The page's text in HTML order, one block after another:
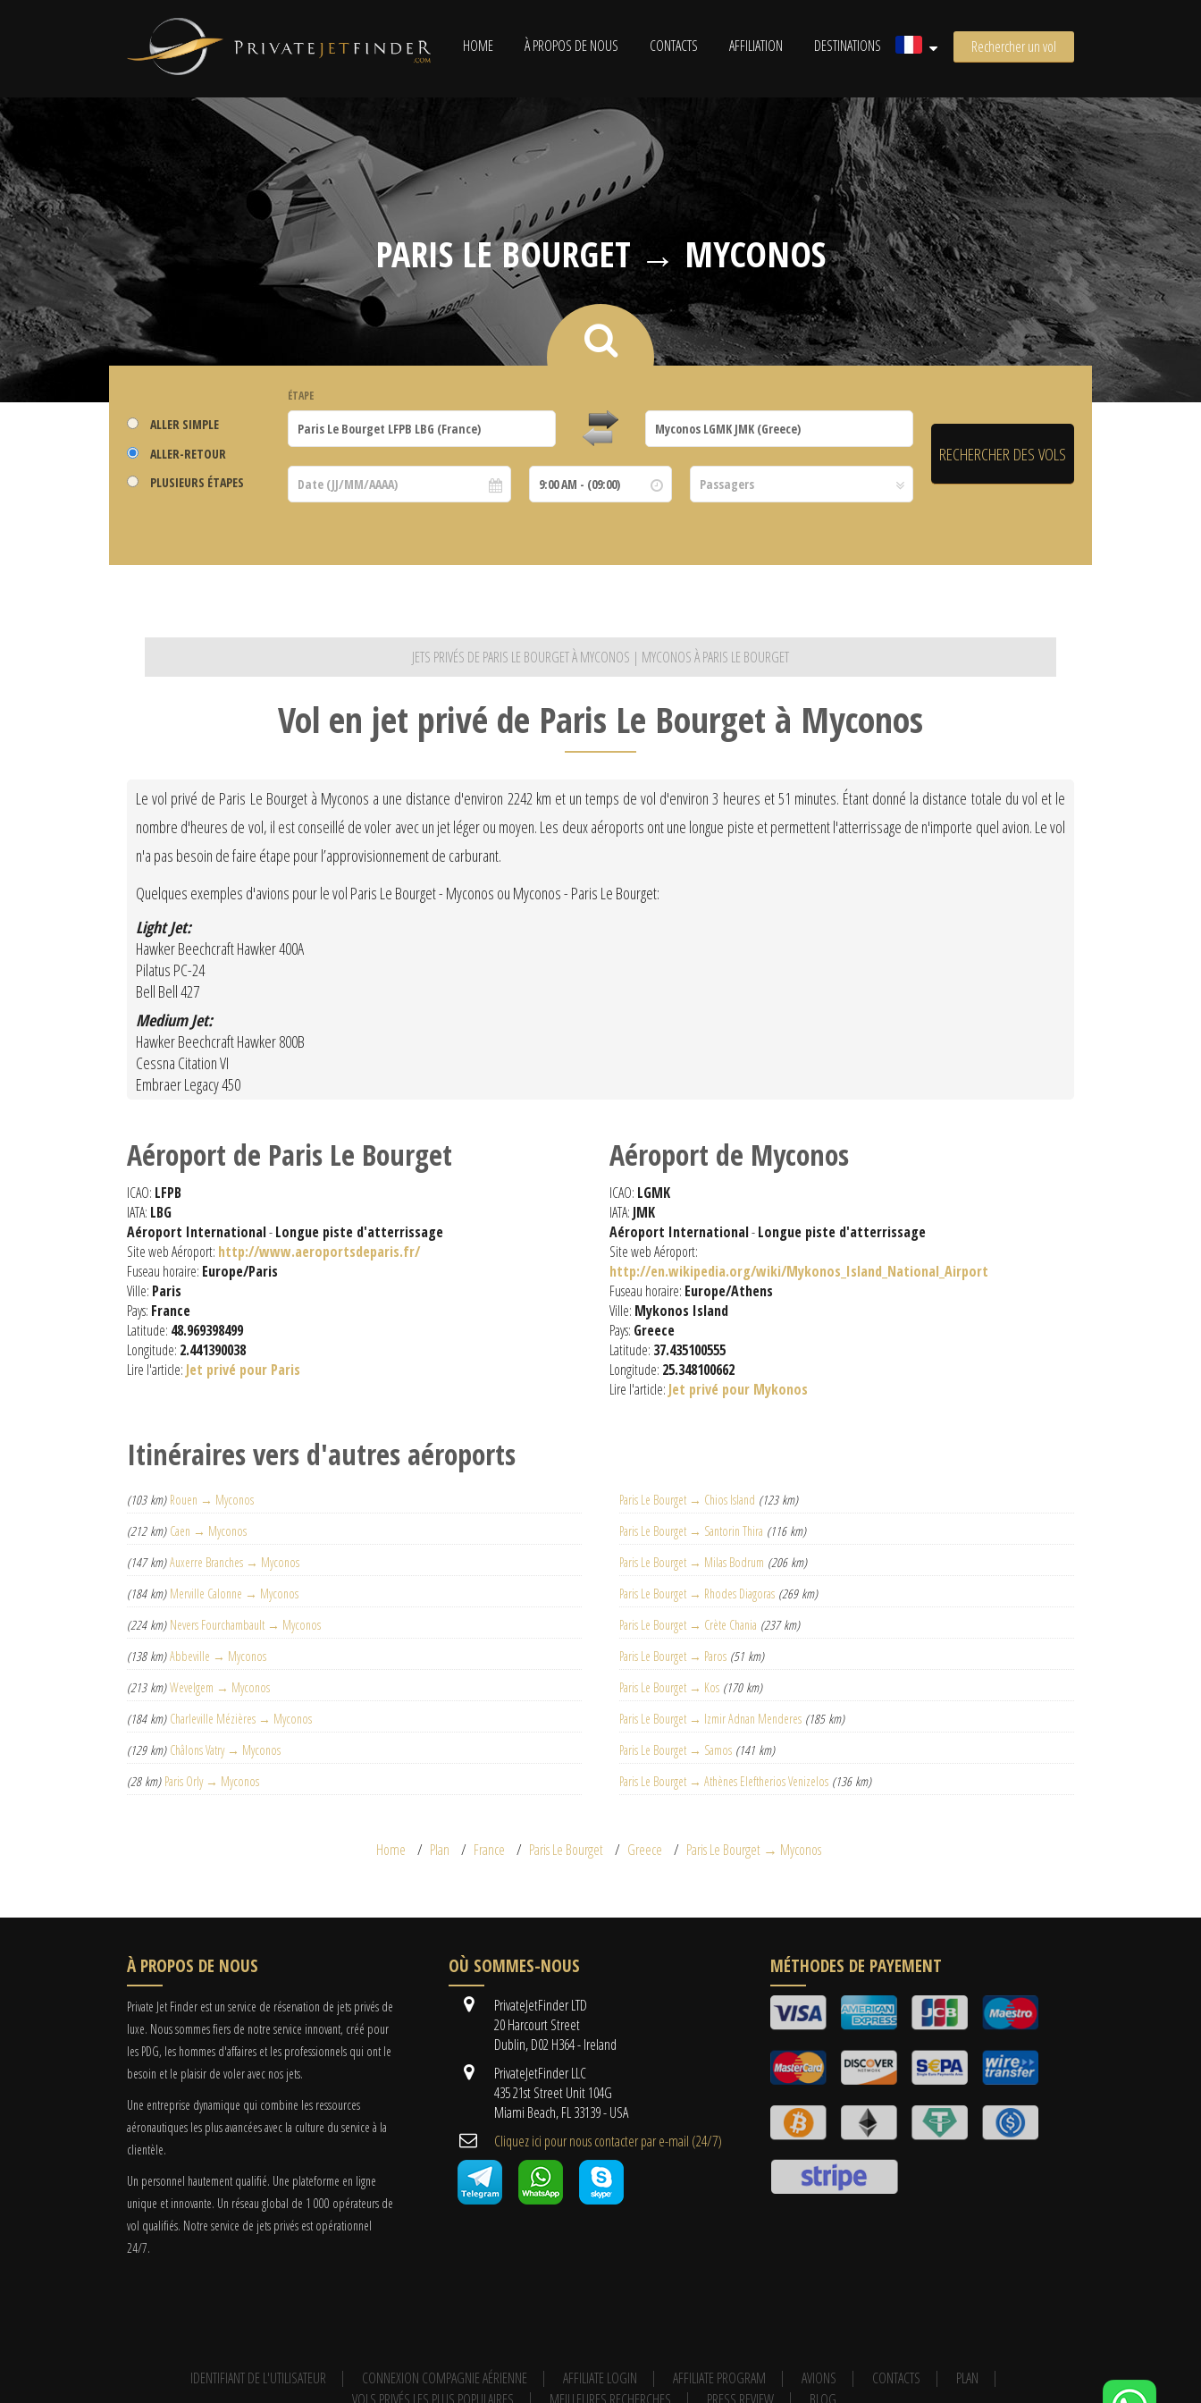
HOME À PROPOS DE NOUS CONTACTS AFFILIATION DESTINATIONS Rechercher un vol
PARIS LE BOURGET → MYCONOS
ALLER SIMPLE
ALLER-RETOUR
PLUSIEURS ÉTAPES
ÉTAPE
JETS PRIVÉS DE PARIS LE BOURGET À MYCONOS | MYCONOS À PARIS LE BOURGET
Vol en jet privé de Paris Le Bourget à Myconos
Le vol privé de Paris Le Bourget à Myconos a une distance d'environ 2242 km et un temps de vol d'environ 3 heures et 51 minutes. Étant donné la distance totale du vol et le
nombre d'heures de vol, il est conseillé de voler avec un jet léger ou moyen. Les deux aéroports ont une longue piste et permettent l'atterrissage de n'importe quel avion. Le vol
n'a pas besoin de faire étape pour l’approvisionnement de carburant.
Quelques exemples d'avions pour le vol Paris Le Bourget - Myconos ou Myconos - Paris Le Bourget:
Light Jet:
Hawker Beechcraft Hawker 400A
Pilatus PC-24
Bell Bell 427
Medium Jet:
Hawker Beechcraft Hawker 800B
Cessna Citation VI
Embraer Legacy 450
Aéroport de Paris Le Bourget
ICAO: LFPB
IATA: LBG
Aéroport International-Longue piste d'atterrissage
Site web Aéroport: http://www.aeroportsdeparis.fr/
Fuseau horaire: Europe/Paris
Ville: Paris
Pays: France
Latitude: 48.969398499
Longitude: 2.441390038
Lire l'article: Jet privé pour Paris
Aéroport de Myconos
ICAO: LGMK
IATA: JMK
Aéroport International-Longue piste d'atterrissage
Site web Aéroport:
http://en.wikipedia.org/wiki/Mykonos_Island_National_Airport
Fuseau horaire: Europe/Athens
Ville: Mykonos Island
Pays: Greece
Latitude: 37.435100555
Longitude: 25.348100662
Lire l'article: Jet privé pour Mykonos
Itinéraires vers d'autres aéroports
(103 km) Rouen → Myconos
(212 km) Caen → Myconos
(147 km) Auxerre Branches → Myconos
(184 km) Merville Calonne → Myconos
(224 km) Nevers Fourchambault → Myconos
(138 km) Abbeville → Myconos
(213 km) Wevelgem → Myconos
(184 km) Charleville Mézières → Myconos
(129 km) Châlons Vatry → Myconos
(28 km) Paris Orly → Myconos
Paris Le Bourget → Chios Island (123 km)
Paris Le Bourget → Santorin Thira (116 km)
Paris Le Bourget → Milas Bodrum (206 km)
Paris Le Bourget → Rhodes Diagoras (269 km)
Paris Le Bourget → Crète Chania (237 km)
Paris Le Bourget → Paros (51 km)
Paris Le Bourget → Kos (170 km)
Paris Le Bourget → Izmir Adnan Menderes (185 km)
Paris Le Bourget → Samos (141 km)
Paris Le Bourget → Athènes Eleftherios Venizelos (136 km)
Home Plan France Paris Le Bourget Greece Paris Le Bourget → Myconos
À PROPOS DE NOUS
Private Jet Finder est un service de réservation de jets privés de
luxe. Nous sommes fiers de notre service innovant, créé pour
les PDG, les hommes d'affaires et les professionnels qui ont le
besoin et le plaisir de voler avec nos jets.
Une entreprise dynamique qui combine les ressources
aéronautiques les plus avancées avec la culture du service à la
clientèle.
Un personnel hautement qualifié. Une plateforme en ligne
unique et innovante. Un réseau global de 1 000 opérateurs de
vol qualifiés. Notre service de jets privés est opérationnel
24/7.
OÙ SOMMES-NOUS
PrivateJetFinder LTD
20 Harcourt Street
Dublin, D02 H364 - Ireland
PrivateJetFinder LLC
435 21st Street Unit 104G
Miami Beach, FL 33139 - USA
Cliquez ici pour nous contacter par e-mail (24/7)
MÉTHODES DE PAYEMENT
IDENTIFIANT DE L'UTILISATEUR CONNEXION COMPAGNIE AÉRIENNE AFFILIATE LOGIN AFFILIATE PROGRAM AVIONS CONTACTS
PLAN